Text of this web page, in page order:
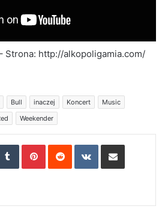
Strona: http://alkopoligamia.com/
Bull inaczej Koncert
Music
Weekender
TumblrPinterestReddit VKontakteShare via Email